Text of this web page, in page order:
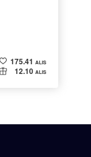
175.41 ALIS
12.10 ALIS